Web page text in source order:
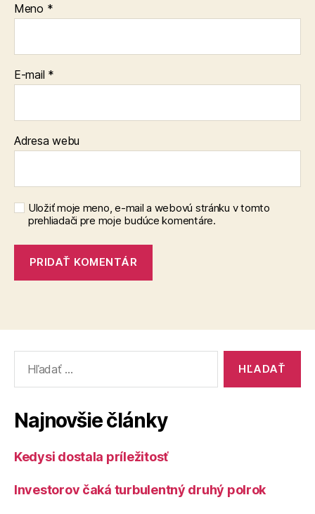
Meno *
E-mail *
Adresa webu
Uložiť moje meno, e-mail a webovú stránku v tomto
prehliadači pre moje budúce komentáre.
Najnovšie články
Kedysi dostala príležitosť
Investorov čaká turbulentný druhý polrok